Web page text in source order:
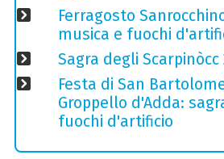
Ferragosto
musica e fuochi
Sagra degli Scarpinòcc
Festa di San
Groppello d'Adda:
fuochi d'artificio